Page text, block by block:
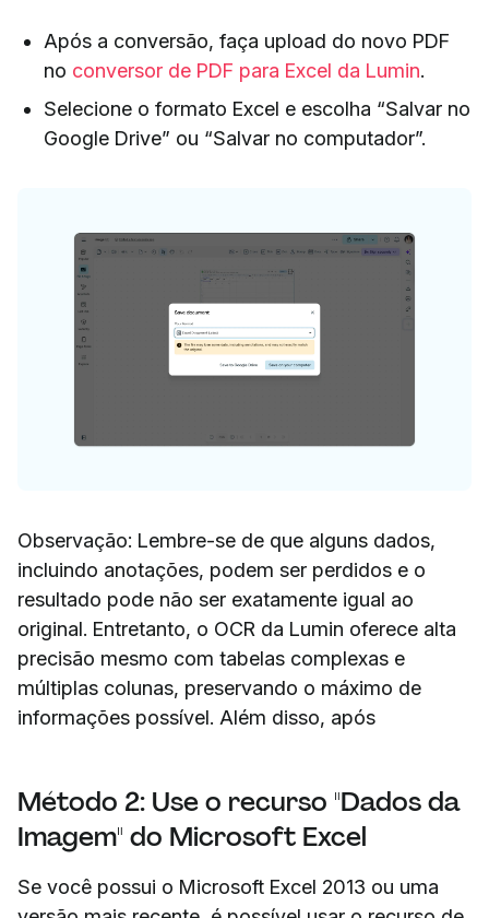
Após a conversão, faça upload do novo PDF
no conversor de PDF para Excel da Lumin.
Selecione o formato Excel e escolha “Salvar no
Google Drive” ou “Salvar no computador”.
Observação: Lembre-se de que alguns dados,
incluindo anotações, podem ser perdidos e o
resultado pode não ser exatamente igual ao
original. Entretanto, o OCR da Lumin oferece alta
precisão mesmo com tabelas complexas e
múltiplas colunas, preservando o máximo de
informações possível. Além disso, após
Método 2: Use o recurso "Dados da
Imagem" do Microsoft Excel
Se você possui o Microsoft Excel 2013 ou uma